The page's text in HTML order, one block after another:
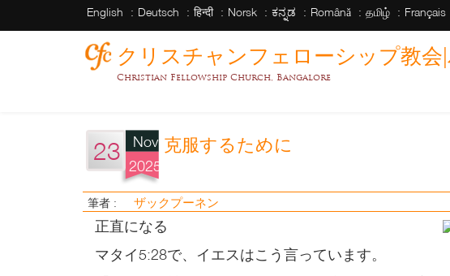
English Deutsch हिन्दी Norsk ಕನ್ನಡ Română தமிழ் Français
クリスチャンフェローシップ教会
Christian Fellowship Church, Bangalore
23
Nov
2025
克服するために
筆者 : ザックプーネン
正直になる
マタイ5:28で、イエスはこう言っています。